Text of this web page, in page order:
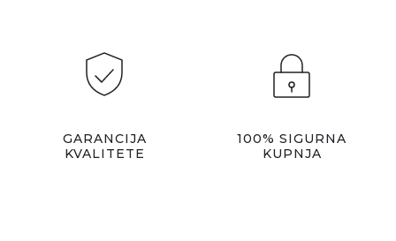
GARANCIJA
KVALITETE
100% SIGURNA
KUPNJA